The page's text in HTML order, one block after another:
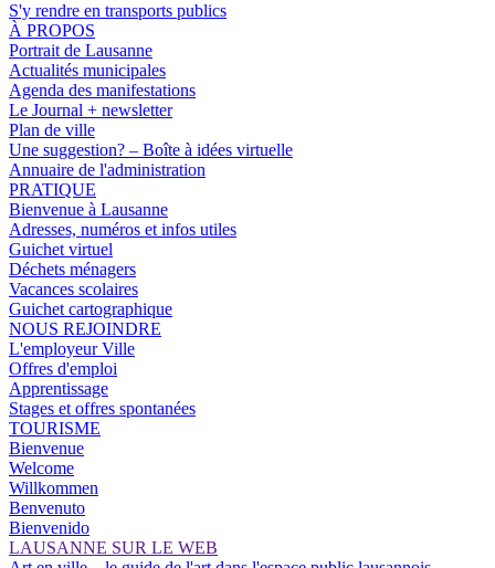
S'y rendre en transports publics
À PROPOS
Portrait de Lausanne
Actualités municipales
Agenda des manifestations
Le Journal + newsletter
Plan de ville
Une suggestion? – Boîte à idées virtuelle
Annuaire de l'administration
PRATIQUE
Bienvenue à Lausanne
Adresses, numéros et infos utiles
Guichet virtuel
Déchets ménagers
Vacances scolaires
Guichet cartographique
NOUS REJOINDRE
L'employeur Ville
Offres d'emploi
Apprentissage
Stages et offres spontanées
TOURISME
Bienvenue
Welcome
Willkommen
Benvenuto
Bienvenido
LAUSANNE SUR LE WEB